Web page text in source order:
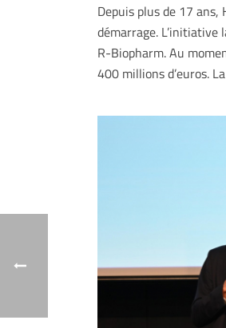
Depuis plus de 17
démarrage.
R-Biopharm. Au
400 millions d’euros.